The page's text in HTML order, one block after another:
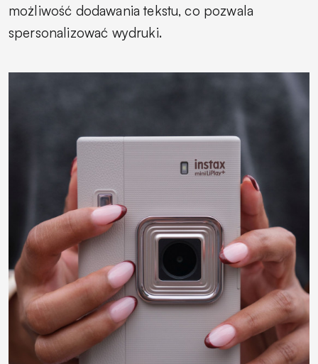
możliwość dodawania tekstu, co pozwala
spersonalizować wydruki.